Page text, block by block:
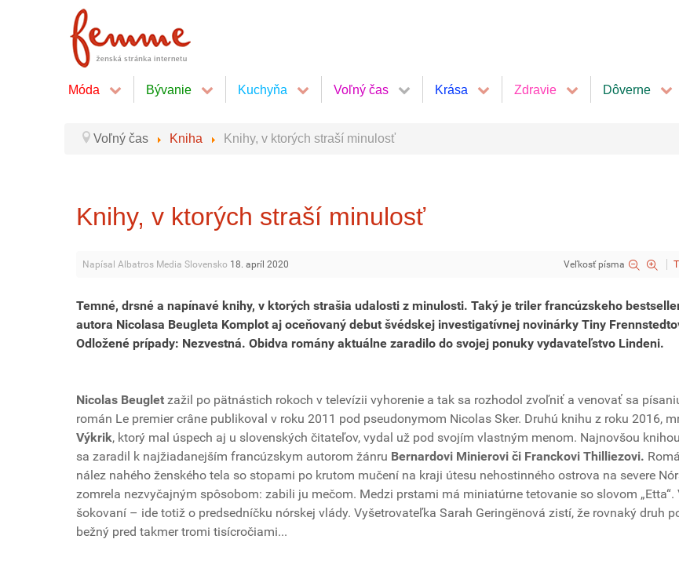
Móda Bývanie Kuchyňa Voľný čas Krása Zdravie Dôverne
Voľný čas Kniha Knihy, v ktorých straší minulosť
Knihy, v ktorých straší minulosť
Napísal Albatros Media Slovensko 18. apríl 2020 Veľkosť písma
Temné, drsné a napínavé knihy, v ktorých strašia udalosti z minulosti. Taký je triler francúzskeho
autora Nicolasa Beugleta Komplot aj oceňovaný debut švédskej investigatívnej novinárky Tiny
Odložené prípady: Nezvestná. Obidva romány aktuálne zaradilo do svojej ponuky vydavateľstvo Lindeni.
Nicolas Beuglet zažil po pätnástich rokoch v televízii vyhorenie a tak sa rozhodol zvoľniť a venovať sa
román Le premier crâne publikoval v roku 2011 pod pseudonymom Nicolas Sker. Druhú knihu z roku 2016,
Výkrik, ktorý mal úspech aj u slovenských čitateľov, vydal už pod svojím vlastným menom. Najnovšou knihou
sa zaradil k najžiadanejším francúzskym autorom žánru Bernardovi Minierovi či Franckovi Thilliezovi.
nález nahého ženského tela so stopami po krutom mučení na kraji útesu nehostinného ostrova na severe
zomrela nezvyčajným spôsobom: zabili ju mečom. Medzi prstami má miniatúrne tetovanie so slovom „Etta“.
šokovaní – ide totiž o predsedníčku nórskej vlády. Vyšetrovateľka Sarah Geringënová zistí, že rovnaký druh
bežný pred takmer tromi tisícročiami...